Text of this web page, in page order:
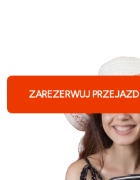
ZAREZERWUJ PRZEJAZD